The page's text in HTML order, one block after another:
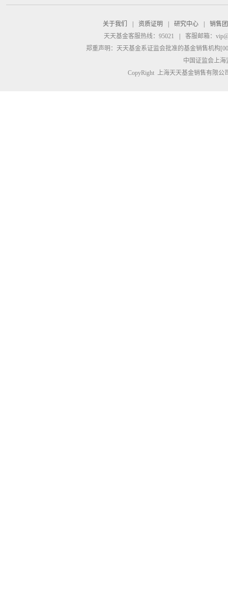
关于我们 资质证明 研究中心
销售
天天基金客服热线：95021
客服邮箱：
郑重声明： 天天基金系证监会批准的基金销售机构
中国证监会上
CopyRight 上海天天基金销售有限